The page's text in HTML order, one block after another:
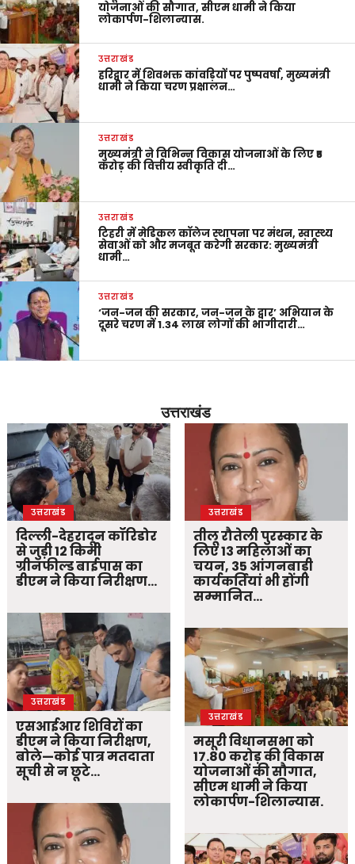
योजनाओं की सौगात, सीएम धामी ने किया
लोकार्पण-शिलान्यास.
उत्तराखंड
हरिद्वार में शिवभक्त कांवड़ियों पर पुष्पवर्षा, मुख्यमंत्री
धामी ने किया चरण प्रक्षालन…
उत्तराखंड
मुख्यमंत्री ने विभिन्न विकास योजनाओं के लिए ₹5
करोड़ की वित्तीय स्वीकृति दी…
उत्तराखंड
टिहरी में मेडिकल कॉलेज स्थापना पर मंथन, स्वास्थ्य
सेवाओं को और मजबूत करेगी सरकार: मुख्यमंत्री
धामी…
उत्तराखंड
‘जन-जन की सरकार, जन-जन के द्वार’ अभियान के
दूसरे चरण में 1.34 लाख लोगों की भागीदारी…
उत्तराखंड
उत्तराखंड
दिल्ली-देहरादून कॉरिडोर
से जुड़ी 12 किमी
ग्रीनफील्ड बाईपास का
डीएम ने किया निरीक्षण…
उत्तराखंड
एसआईआर शिविरों का
डीएम ने किया निरीक्षण,
बोले—कोई पात्र मतदाता
सूची से न छूटे…
उत्तराखंड
तीलू रौतेली पुरस्कार के
लिए 13 महिलाओं का
चयन, 35 आंगनबाड़ी
कार्यकर्तियां भी होंगी
सम्मानित…
उत्तराखंड
मसूरी विधानसभा को
17.80 करोड़ की विकास
योजनाओं की सौगात,
सीएम धामी ने किया
लोकार्पण-शिलान्यास.